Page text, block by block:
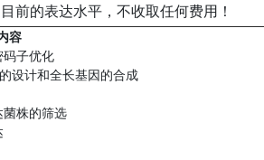
前的表达水平，不收取任何费用！
容
码子优化
设计和全长基因的合成
株的筛选